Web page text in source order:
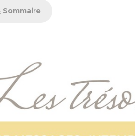
Sommaire